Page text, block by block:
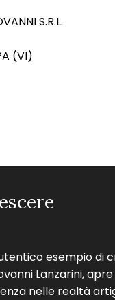
S.R.L.
(VI)
esempio di
Lanzarini,
nelle realtà